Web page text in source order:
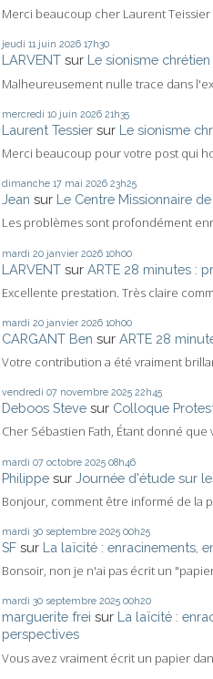
Merci beaucoup cher Laurent Teissier
jeudi 11 juin 2026 17h30
LARVENT sur Le sionisme
Malheureusement nulle trace dans
mercredi 10 juin 2026 21h35
Laurent Tessier sur Le sionisme
Merci beaucoup pour votre post qui
dimanche 17 mai 2026 23h25
Jean sur Le Centre Missionnaire de
Les problèmes sont profondément
mardi 20 janvier 2026 10h00
LARVENT sur ARTE 28 minutes :
Excellente prestation. Très claire
mardi 20 janvier 2026 10h00
CARGANT Ben sur ARTE 28
Votre contribution a été vraiment
vendredi 07 novembre 2025 22h45
Deboos Steve sur Colloque
Cher Sébastien Fath, Étant donné que
mardi 07 octobre 2025 08h46
Philippe sur Journée d'étude sur
Bonjour, comment être informé de la
mardi 30 septembre 2025 00h25
SF sur La laïcité : enracinements,
Bonsoir, non je n'ai pas écrit un
mardi 30 septembre 2025 00h20
marguerite frei sur La laïcité :
perspectives
Vous avez vraiment écrit un papier dans